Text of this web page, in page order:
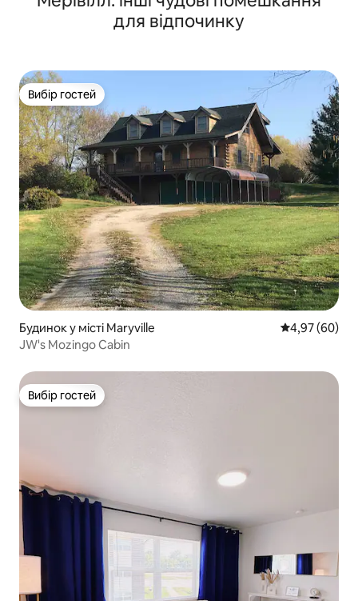
для відпочинку
Вибір гостей
Вибір гостей
Будинок у місті Maryville Середня
4,97 (60)
JW's Mozingo Cabin
Вибір гостей
Вибір гостей